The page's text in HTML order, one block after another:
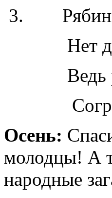
3. Рябины,
Нет
Ведь
Осень:
молодцы! А
народные